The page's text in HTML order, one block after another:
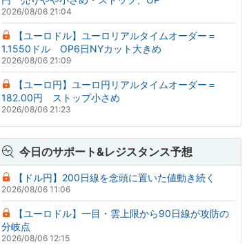
2026/08/06 21:04
【ユーロドル】ユーロリアルタイムオーダー＝
1.1550ドル OP6日NYカット大きめ
2026/08/06 21:09
【ユーロ円】ユーロ円リアルタイムオーダー＝
182.00円 ストップ小さめ
2026/08/06 21:23
今日のサポート&レジスタンス予想
【ドル円】200日線を念頭に置いた値動き続く
2026/08/06 11:06
【ユーロドル】一目・雲上限から90日線が攻防の
分岐点
2026/08/06 12:15